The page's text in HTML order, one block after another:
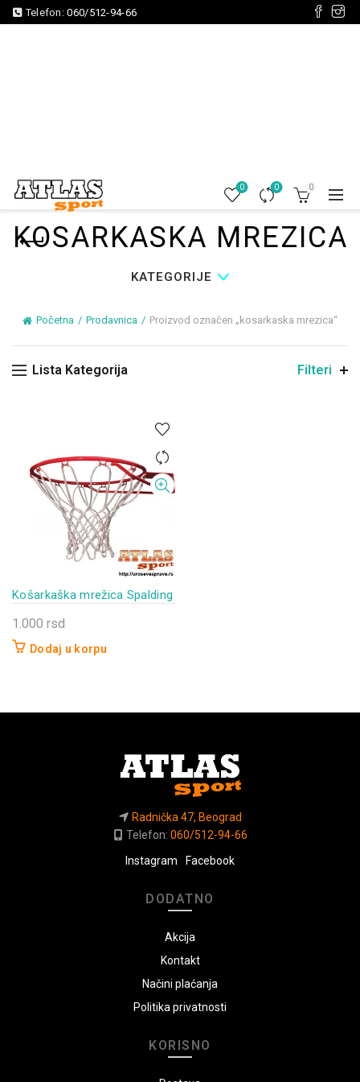
Telefon:060/512-94-66
0 0 0
KOSARKASKA MREZICA
KATEGORIJE
Početna Prodavnica Proizvod označen „kosarkaska mrezica“
Lista Kategorija Filteri
Košarkaška mrežica Spalding
1.000 rsd
Dodaj u korpu
Radnička 47, Beograd
Telefon: 060/512-94-66
Instagram
Facebook
DODATNO
Akcija
Kontakt
Načini plaćanja
Politika privatnosti
KORISNO